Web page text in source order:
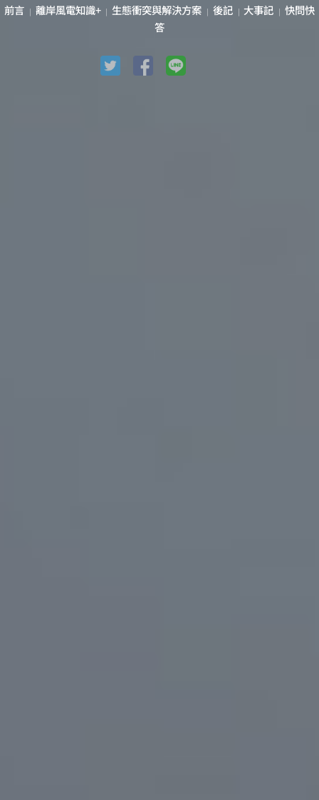
前言 | 離岸風電知識+ | 生態衝突與解決方案 | 後記 | 大事記 | 快問快
答